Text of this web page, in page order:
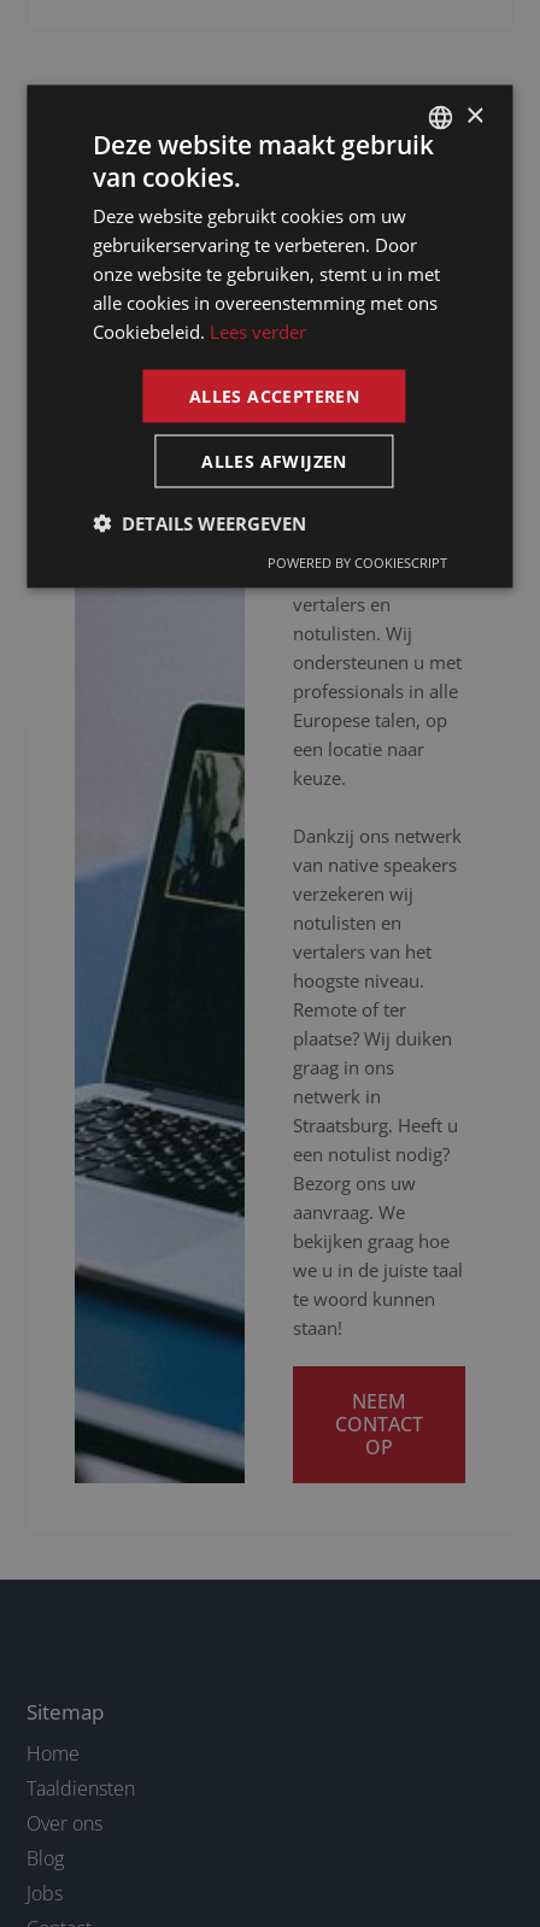
Doe beroep op
een erkende
notulist in
Straatsburg
Presence is al meer
dan 20 jaar uw
notulist in
Straatsburg voor het
professionele
vertalers en
notulisten. Wij
ondersteunen u met
professionals in alle
Europese talen, op
een locatie naar
keuze.
Dankzij ons netwerk
van native speakers
verzekeren wij
notulisten en
vertalers van het
hoogste niveau.
Remote of ter
plaatse? Wij duiken
graag in ons
netwerk in
Straatsburg. Heeft u
een notulist nodig?
Bezorg ons uw
aanvraag. We
bekijken graag hoe
we u in de juiste taal
te woord kunnen
staan!
NEEM
CONTACT
OP
Sitemap
Home
Taaldiensten
Over ons
Blog
Jobs
FRENCH
×
Deze website maakt gebruik
van cookies.
Deze website gebruikt cookies om uw
gebruikerservaring te verbeteren. Door
onze website te gebruiken, stemt u in met
alle cookies in overeenstemming met ons
Cookiebeleid. Lees verder
ALLES ACCEPTEREN
ALLES AFWIJZEN
DETAILS WEERGEVEN
POWERED BY COOKIESCRIPT